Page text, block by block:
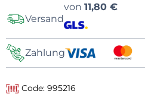
Versand
von 11,80 €
Zahlung
Code: 995216